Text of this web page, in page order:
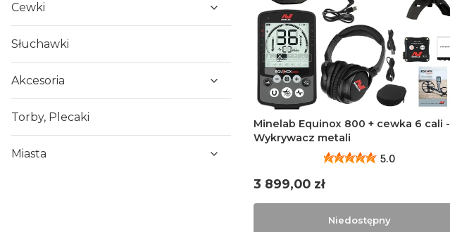
Cewki
Słuchawki
Akcesoria
Torby, Plecaki
Miasta
Minelab Equinox 800 + cewka 6 cali -
Wykrywacz metali
5.0
Cena
3 899,00 zł
Niedostępny